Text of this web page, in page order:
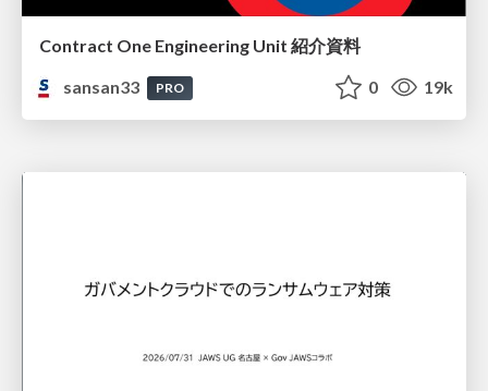
Contract One Engineering Unit 紹介資料
sansan33
PRO 0 19k